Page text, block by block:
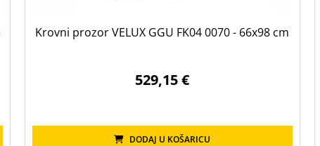
Krovni prozor VELUX GGU FK04 0070 - 66x98 cm
529,15 €
DODAJ U KOŠARICU